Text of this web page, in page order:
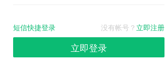
没有帐号？ 立即注册
短信快捷登录
立即登录